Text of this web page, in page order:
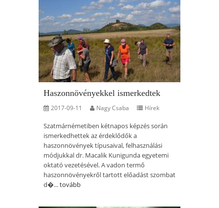
Haszonnövényekkel ismerkedtek
2017-09-11 Nagy Csaba Hírek
Szatmárnémetiben kétnapos képzés során
ismerkedhettek az érdeklődők a
haszonnövények típusaival, felhasználási
módjukkal dr. Macalik Kunigunda egyetemi
oktató vezetésével. A vadon termő
haszonnövényekről tartott előadást szombat
d�...tovább